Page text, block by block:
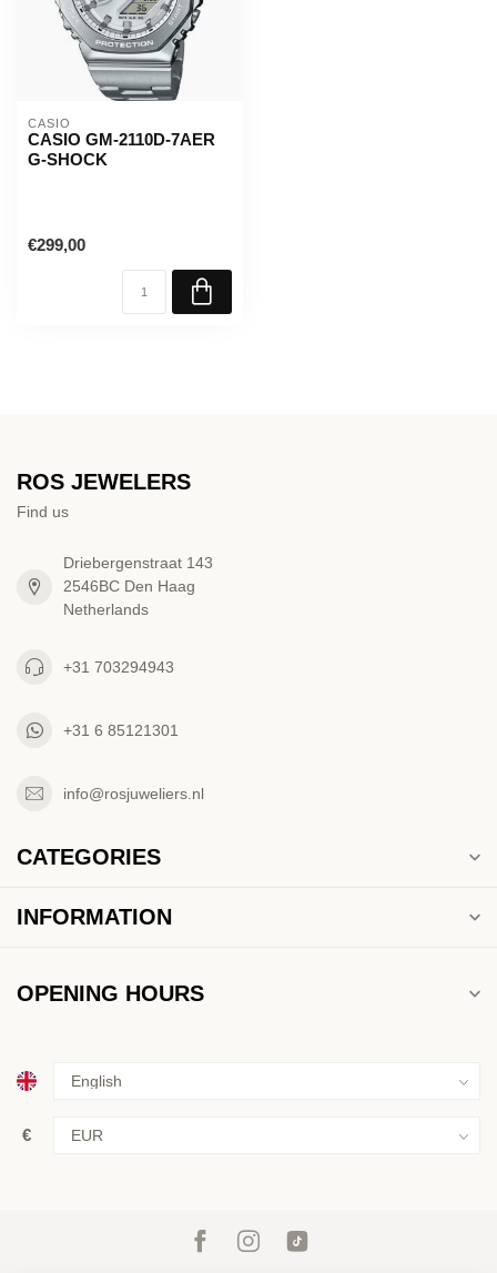
CASIO
CASIO GM-2110D-7AER
G-SHOCK
€299,00
ROS JEWELERS
Find us
Driebergenstraat 143
2546BC Den Haag
Netherlands
+31 703294943
+31 6 85121301
info@rosjuweliers.nl
CATEGORIES
INFORMATION
OPENING HOURS
€